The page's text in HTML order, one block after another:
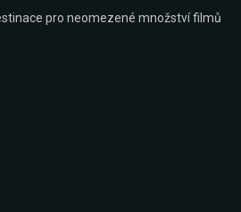
pro neomezené množství filmů